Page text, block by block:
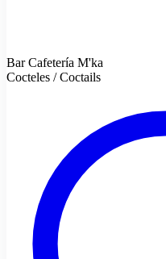
Bar Cafetería M'ka
Cocteles / Coctails